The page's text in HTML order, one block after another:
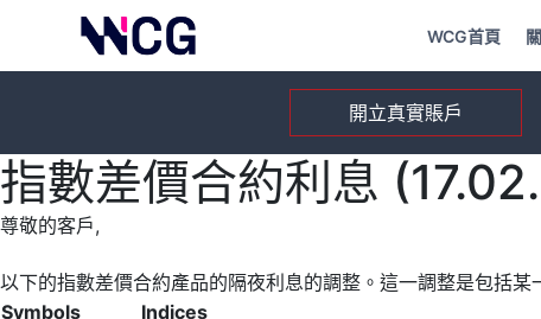
WCG首頁
開立真實賬戶
指數差價合約利息
尊敬的客戶,
以下的指數差價合約產品的隔夜利息的調整。這一調整是包括
Symbols
Indices